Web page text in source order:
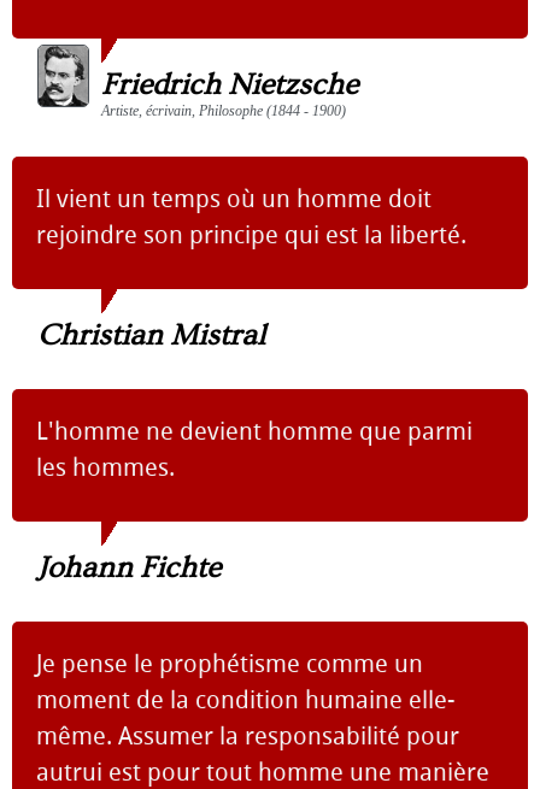
Friedrich Nietzsche
Artiste, écrivain, Philosophe (1844 - 1900)
Il vient un temps où un homme doit
rejoindre son principe qui est la liberté.
Christian Mistral
L'homme ne devient homme que parmi
les hommes.
Johann Fichte
Je pense le prophétisme comme un
moment de la condition humaine elle-
même. Assumer la responsabilité pour
autrui est pour tout homme une manière